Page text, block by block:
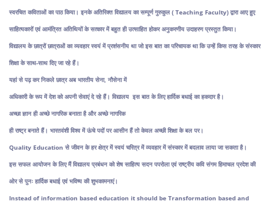
स्वरचित कविताओं का पाठ किया। इनके अतिरिक्त विद्यालय का सम्पूर्ण गुरुकुल ( Teaching Faculty) द्वारा आए हुए
साहित्यकारों एवं आमंत्रित अतिथियों के सत्कार में बहुत ही उत्साहित होकर अनुकरणीय उदाहरण प्रस्तुत किया।
विद्यालय के छात्रों छात्राओं का व्यवहार स्वयं में प्रशंसनीय था जो इस बात का परिचायक था कि उन्हें किस तरह के संस्कार
शिक्षा के साथ-साथ दिए जा रहे हैं।
यहां से पढ़ कर निकले छात्र अब भारतीय सेना, नौसेना में
अधिकारी के रूप में देश को अपनी सेवाएं दे रहे हैं। विद्यालय इस बात के लिए हार्दिक बधाई का हकदार है।
अच्छा ज्ञान ही अच्छे नागरिक बनाता है और अच्छे नागरिक
ही राष्ट्र बनाते हैं। भारतवंशी विश्व में ऊंचे पदों पर आसीन हैं तो केवल अच्छी शिक्षा के बल पर।
Quality Education से जीवन के हर क्षेत्र में स्वयं चरित्र में व्यवहार में संस्कार में बदलाव लाया जा सकता है।
इस सफल आयोजन के लिए मैं विद्यालय प्रबंधन को शेष साहित्य सदन पपरोला एवं राष्ट्रीय कवि संगम हिमाचल प्रदेश की
ओर से पुनः हार्दिक बधाई एवं भविष्य की शुभकामनाएं।
Instead of information based education it should be Transformation based and